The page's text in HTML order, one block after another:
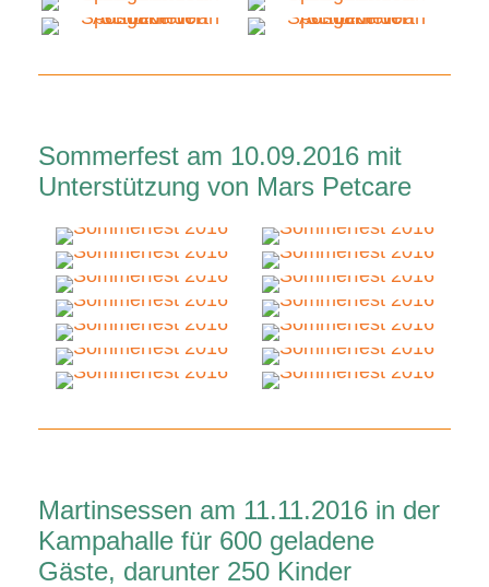
Sommerfest am 10.09.2016 mit
Unterstützung von Mars Petcare
Martinsessen am 11.11.2016 in der
Kampahalle für 600 geladene
Gäste, darunter 250 Kinder